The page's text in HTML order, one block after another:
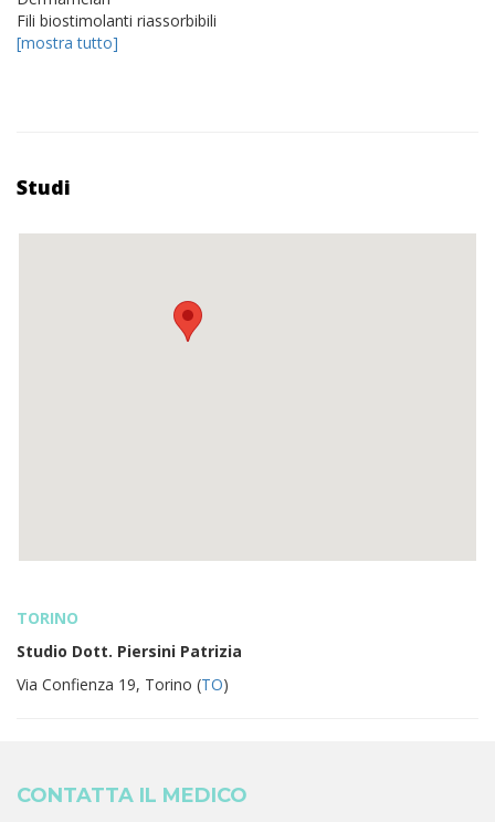
Fili biostimolanti riassorbibili
[mostra tutto]
Studi
TORINO
Studio Dott. Piersini Patrizia
Via Confienza 19, Torino (TO)
CONTATTA IL MEDICO